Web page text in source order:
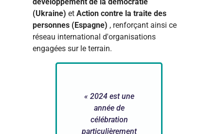
(Ukraine) etAction contre la traite des
personnes (Espagne) , renforçant ainsi ce
réseau international d'organisations
engagées sur le terrain.
« 2024 est une
année de
célébration
particulièrement